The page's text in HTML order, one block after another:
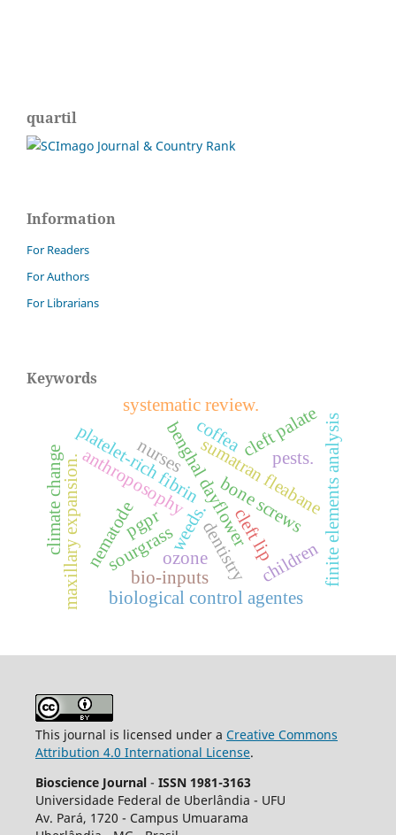
quartil
Information
For Readers
For Authors
For Librarians
Keywords
benghal dayflower
sourgrass
sumatran fleabane
weeds.
anthroposophy
dentistry
systematic review.
bone screws
cleft lip
cleft palatefinite elements analysis
maxillary expansion. ozone
platelet-rich fibrin
biological control agentes
coffea
nematode
pests.
nurses
climate change
children
bio-inputs
pgpr
This journal is licensed under a Creative Commons
Attribution 4.0 International License.
Bioscience Journal - ISSN 1981-3163
Universidade Federal de Uberlândia - UFU
Av. Pará, 1720 - Campus Umuarama